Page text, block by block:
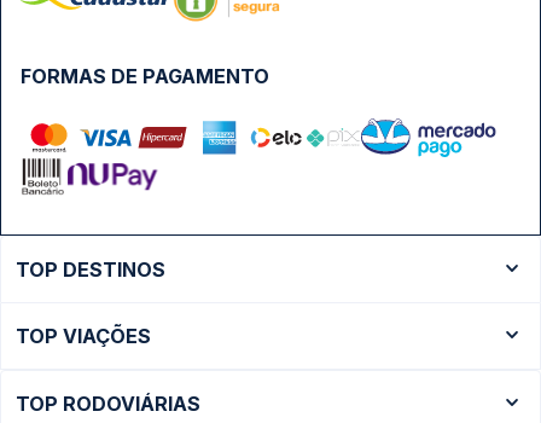
FORMAS DE PAGAMENTO
TOP DESTINOS
Ônibus São Paulo
TOP VIAÇÕES
TOP RODOVIÁRIAS